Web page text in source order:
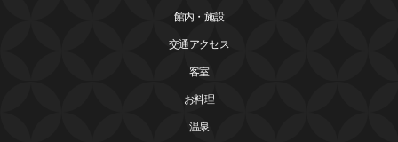
館内・施設
交通アクセス
客室
お料理
温泉